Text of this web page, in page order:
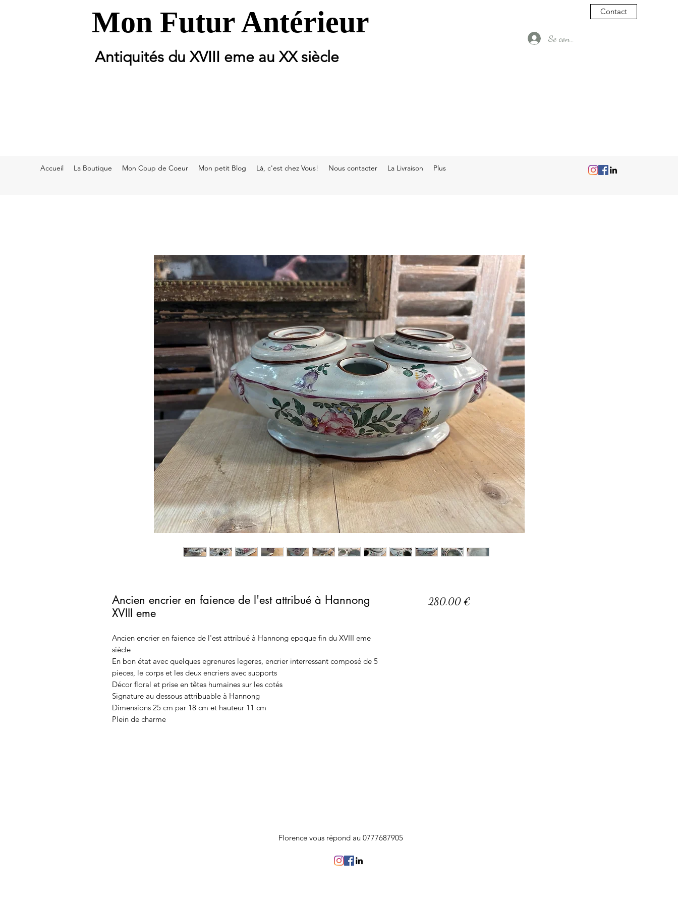
Mon Futur Antérieur
Antiquités du XVIII eme au XX siècle
Contact
Se connecter
Accueil La Boutique Mon Coup de Coeur Mon petit Blog Là, c'est chez Vous! Nous contacter La Livraison Plus
Ancien encrier en faience de l'est attribué à Hannong
XVIII eme
Ancien encrier en faience de l'est attribué à Hannong epoque fin du XVIII eme
siècle
En bon état avec quelques egrenures legeres, encrier interressant composé de 5
pieces, le corps et les deux encriers avec supports
Décor floral et prise en têtes humaines sur les cotés
Signature au dessous attribuable à Hannong
Dimensions 25 cm par 18 cm et hauteur 11 cm
Plein de charme
280,00 €Prix
Florence vous répond au 0777687905